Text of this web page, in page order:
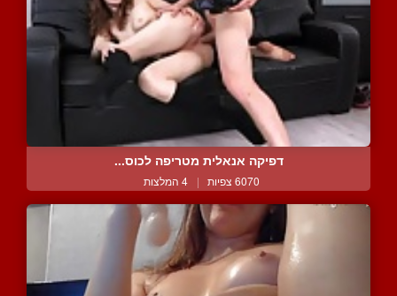
דפיקה אנאלית מטריפה לכוס...
6070 צפיות | 4 המלצות